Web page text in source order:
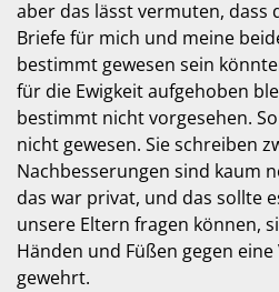
aber das lässt vermuten, dass
Briefe für mich und meine
bestimmt gewesen sein
für die Ewigkeit aufgehoben
bestimmt nicht vorgesehen.
nicht gewesen. Sie schreiben
Nachbesserungen sind kaum
das war privat, und das sollte
unsere Eltern fragen können,
Händen und Füßen gegen
gewehrt.